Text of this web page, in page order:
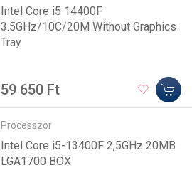
Intel Core i5 14400F
3.5GHz/10C/20M Without Graphics
Tray
59 650 Ft
Processzor
Intel Core i5-13400F 2,5GHz 20MB
LGA1700 BOX